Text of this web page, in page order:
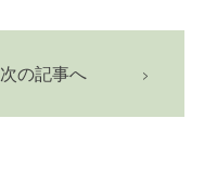
次の記事へ